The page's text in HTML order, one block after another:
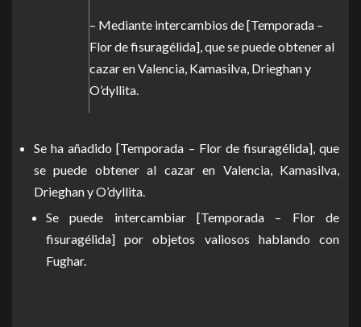
– Mediante intercambios de [Temporada –
Flor de fisuragélida], que se puede obtener al
cazar en Valencia, Kamasilva, Drieghan y
O’dyllita.
Se ha añadido [Temporada – Flor de fisuragélida], que
se puede obtener al cazar en Valencia, Kamasilva,
Drieghan y O’dyllita.
Se puede intercambiar [Temporada – Flor de
fisuragélida] por objetos valiosos hablando con
Fughar.